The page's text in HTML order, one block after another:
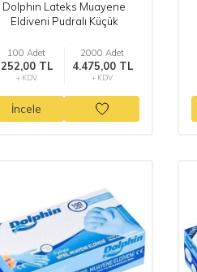
Dolphin Lateks Muayene
Eldiveni Pudralı Küçük
100 Adet
252,00 TL
+ KDV
2000 Adet
4.475,00 TL
+ KDV
İncele